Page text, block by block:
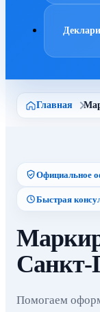
Главная
Официальное
Быстрая
Санкт-
Помогаем